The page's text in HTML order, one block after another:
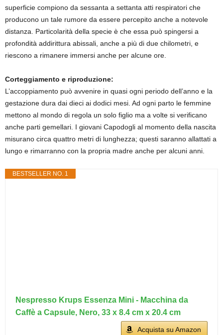
superficie compiono da sessanta a settanta atti respiratori che
producono un tale rumore da essere percepito anche a notevole
distanza. Particolarità della specie è che essa può spingersi a
profondità addirittura abissali, anche a più di due chilometri, e
riescono a rimanere immersi anche per alcune ore.
Corteggiamento e riproduzione:
L’accoppiamento può avvenire in quasi ogni periodo dell’anno e la
gestazione dura dai dieci ai dodici mesi. Ad ogni parto le femmine
mettono al mondo di regola un solo figlio ma a volte si verificano
anche parti gemellari. I giovani Capodogli al momento della nascita
misurano circa quattro metri di lunghezza; questi saranno allattati a
lungo e rimarranno con la propria madre anche per alcuni anni.
BESTSELLER NO. 1
Nespresso Krups Essenza Mini - Macchina da
Caffè a Capsule, Nero, 33 x 8.4 cm x 20.4 cm
Acquista su Amazon